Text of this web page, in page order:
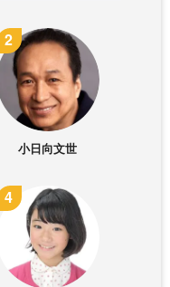
小日向文世